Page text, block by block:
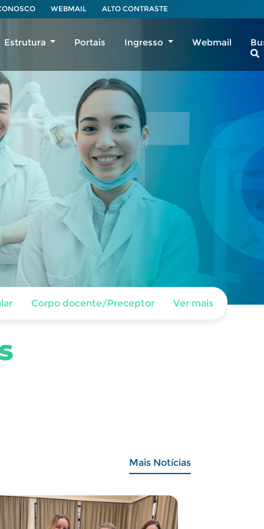
Estrutura Portais Ingresso Webmail
WEBMAIL ALTO CONTRASTE
Corpo docente/Preceptor Ver mais
Mais Notícias